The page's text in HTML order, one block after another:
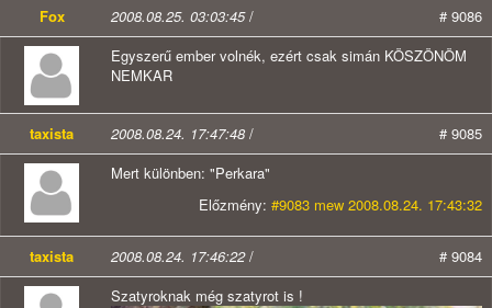
Fox 2008.08.25. 03:03:45/
# 9086
Egyszerű ember volnék, ezért csak simán KÖSZÖNÖM
NEMKAR
taxista 2008.08.24. 17:47:48 /
# 9085
Mert különben: "Perkara"
Előzmény: #9083 mew 2008.08.24. 17:43:32
taxista 2008.08.24. 17:46:22/
# 9084
Szatyroknak még szatyrot is !